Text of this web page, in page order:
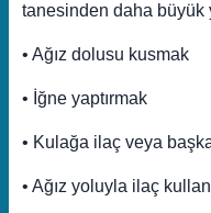
tanesinden daha büyük
• Ağız dolusu kusmak
• İğne yaptırmak
• Kulağa ilaç veya
• Ağız yoluyla ilaç